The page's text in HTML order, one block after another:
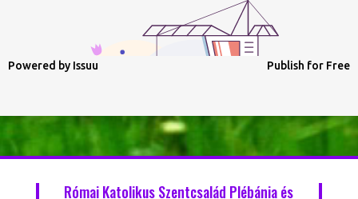
Powered by Issuu Publish for Free
Római Katolikus Szentcsalád Plébánia és